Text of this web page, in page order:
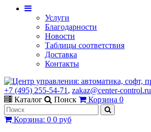
Услуги
Благодарности
Новости
Таблицы соответствия
Доставка
Контакты
+7 (495) 255-54-71 , zakaz@center-control.ru
Каталог
Поиск Корзина 0
Корзина: 0 0 руб